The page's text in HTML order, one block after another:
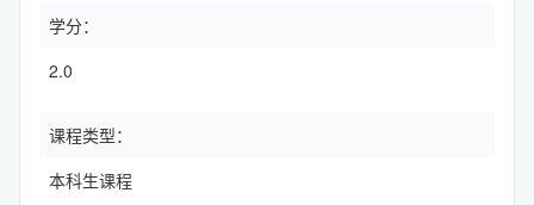
学分：
2.0
课程类型：
本科生课程